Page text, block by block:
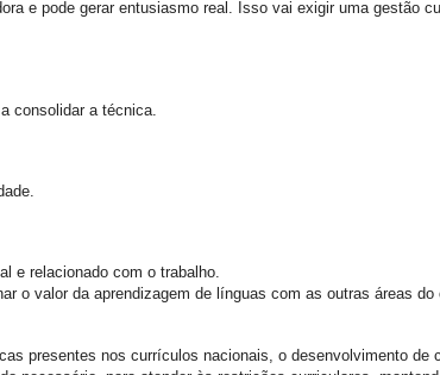
e pode gerar entusiasmo real. Isso vai exigir uma gestão
consolidar a técnica.
e relacionado com o trabalho.
o valor da aprendizagem de línguas com as outras áreas do
presentes nos currículos nacionais, o desenvolvimento de